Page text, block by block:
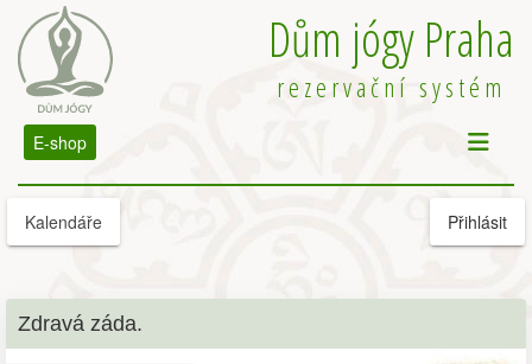
Dům jógy Praha
rezervační systém
E-shop
Kalendáře Přihlásit
Zdravá záda.